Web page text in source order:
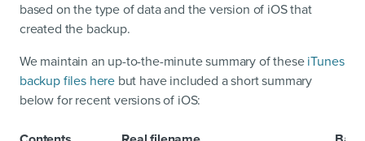
based on the type of data and the version of iOS that
created the backup.
We maintain an up-to-the-minute summary of these iTunes
backup files here but have included a short summary
below for recent versions of iOS: